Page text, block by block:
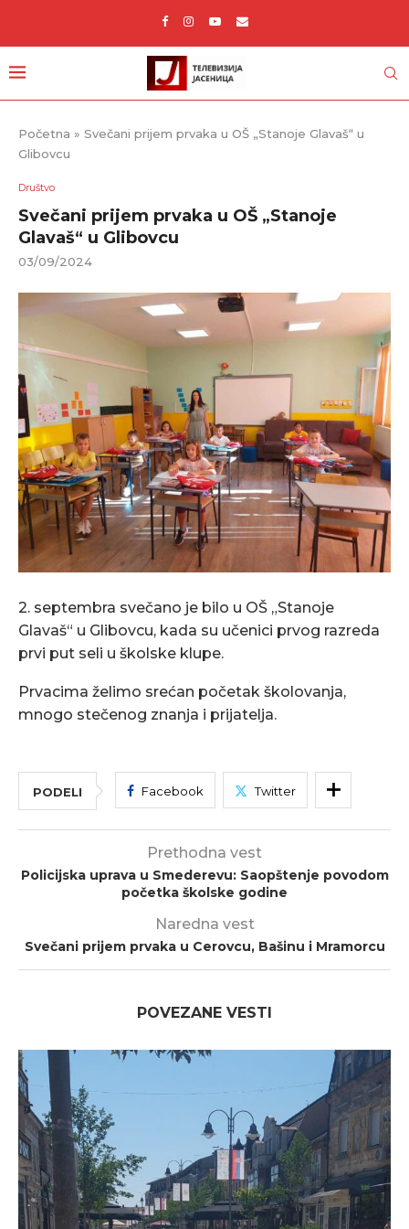
Početna » Svečani prijem prvaka u OŠ „Stanoje Glavaš“ u
Glibovcu
Društvo
Svečani prijem prvaka u OŠ „Stanoje
Glavaš“ u Glibovcu
03/09/2024
2. septembra svečano je bilo u OŠ „Stanoje
Glavaš“ u Glibovcu, kada su učenici prvog razreda
prvi put seli u školske klupe.
Prvacima želimo srećan početak školovanja,
mnogo stečenog znanja i prijatelja.
PODELI Facebook Twitter
Prethodna vest
Policijska uprava u Smederevu: Saopštenje povodom
početka školske godine
Naredna vest
Svečani prijem prvaka u Cerovcu, Bašinu i Mramorcu
POVEZANE VESTI